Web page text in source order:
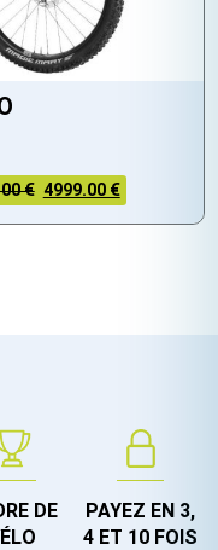
€ 4999.00 €
DE
PAYEZ EN 3,
4 ET 10 FOIS